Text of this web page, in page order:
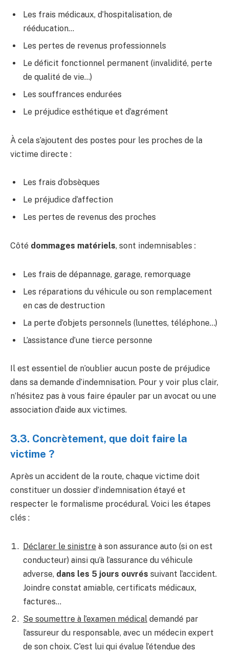
Les frais médicaux, d’hospitalisation, de
rééducation…
Les pertes de revenus professionnels
Le déficit fonctionnel permanent (invalidité, perte
de qualité de vie…)
Les souffrances endurées
Le préjudice esthétique et d’agrément
À cela s’ajoutent des postes pour les proches de la
victime directe :
Les frais d’obsèques
Le préjudice d’affection
Les pertes de revenus des proches
Côté dommages matériels, sont indemnisables :
Les frais de dépannage, garage, remorquage
Les réparations du véhicule ou son remplacement
en cas de destruction
La perte d’objets personnels (lunettes, téléphone…)
L’assistance d’une tierce personne
Il est essentiel de n’oublier aucun poste de préjudice
dans sa demande d’indemnisation. Pour y voir plus clair,
n’hésitez pas à vous faire épauler par un avocat ou une
association d’aide aux victimes.
3.3. Concrètement, que doit faire la
victime ?
Après un accident de la route, chaque victime doit
constituer un dossier d’indemnisation étayé et
respecter le formalisme procédural. Voici les étapes
clés :
Déclarer le sinistre à son assurance auto (si on est
conducteur) ainsi qu’à l’assurance du véhicule
adverse, dans les 5 jours ouvrés suivant l’accident.
Joindre constat amiable, certificats médicaux,
factures…
Se soumettre à l’examen médical demandé par
l’assureur du responsable, avec un médecin expert
de son choix. C’est lui qui évalue l’étendue des